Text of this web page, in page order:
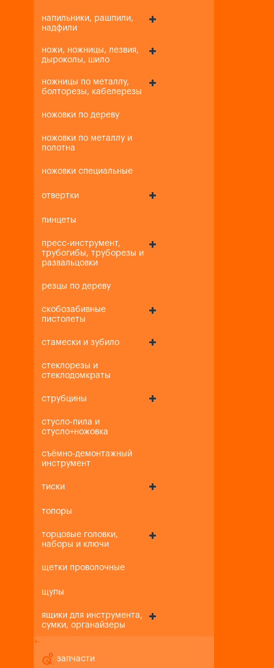
напильники, рашпили,
надфили
ножи, ножницы, лезвия,
дыроколы, шило
ножницы по металлу,
болторезы, кабелерезы
ножовки по дереву
ножовки по металлу и
полотна
ножовки специальные
отвертки
пинцеты
пресс-инструмент,
трубогибы, труборезы и
развальцовки
резцы по дереву
скобозабивные
пистолеты
стамески и зубило
стеклорезы и
стеклодомкраты
струбцины
стусло-пила и
стусло+ножовка
съёмно-демонтажный
инструмент
тиски
топоры
торцовые головки,
наборы и ключи
щетки проволочные
щупы
ящики для инструмента,
сумки, органайзеры
+-
запчасти